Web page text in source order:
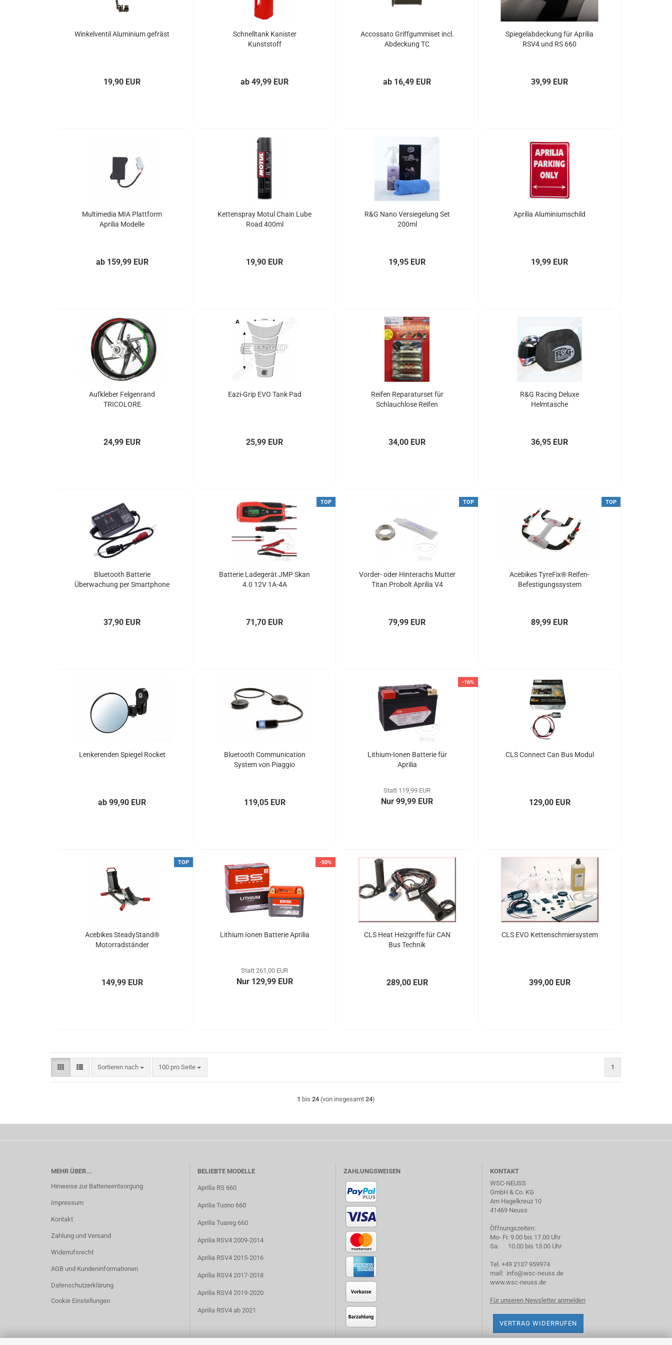
Winkelventil Aluminium gefräst
19,90 EUR
Schnelltank Kanister
Kunststoff
ab 49,99 EUR
Accossato Griffgummiset incl.
Abdeckung TC
ab 16,49 EUR
Spiegelabdeckung für Aprilia
RSV4 und RS 660
39,99 EUR
Multimedia MIA Plattform
Aprilia Modelle
ab 159,99 EUR
Kettenspray Motul Chain Lube
Road 400ml
19,90 EUR
R&G Nano Versiegelung Set
200ml
19,95 EUR
Aprilia Aluminiumschild
19,99 EUR
Aufkleber Felgenrand
TRICOLORE
24,99 EUR
Eazi-Grip EVO Tank Pad
25,99 EUR
Reifen Reparaturset für
Schlauchlose Reifen
34,00 EUR
R&G Racing Deluxe
Helmtasche
36,95 EUR
Bluetooth Batterie
Überwachung per Smartphone
37,90 EUR
TOP
Batterie Ladegerät JMP Skan
4.0 12V 1A-4A
71,70 EUR
TOP
Vorder- oder Hinterachs Mutter
Titan Probolt Aprilia V4
79,99 EUR
TOP
Acebikes TyreFix® Reifen-
Befestigungssystem
89,99 EUR
Lenkerenden Spiegel Rocket
ab 99,90 EUR
Bluetooth Communication
System von Piaggio
119,05 EUR
-16%
Lithium-Ionen Batterie für
Aprilia
Statt 119,99 EUR
Nur 99,99 EUR
CLS Connect Can Bus Modul
129,00 EUR
TOP
Acebikes SteadyStand®
Motorradständer
149,99 EUR
-50%
Lithium Ionen Batterie Aprilia
Statt 261,00 EUR
Nur 129,99 EUR
CLS Heat Heizgriffe für CAN
Bus Technik
289,00 EUR
CLS EVO Kettenschmiersystem
399,00 EUR
Sortieren nach
Sortieren nach 100 pro Seite
pro Seite 1
1 bis 24 (von insgesamt 24)
MEHR ÜBER...
Hinweise zur Batterieentsorgung
Impressum
Kontakt
Zahlung und Versand
Widerrufsrecht
AGB und Kundeninformationen
Datenschutzerklärung
Cookie Einstellungen
BELIEBTE MODELLE
Aprilia RS 660
Aprilia Tuono 660
Aprilia Tuareg 660
Aprilia RSV4 2009-2014
Aprilia RSV4 2015-2016
Aprilia RSV4 2017-2018
Aprilia RSV4 2019-2020
Aprilia RSV4 ab 2021
ZAHLUNGSWEISEN
KONTAKT
WSC-NEUSS
GmbH & Co. KG
Am Hagelkreuz 10
41469 Neuss
Öffnungszeiten:
Mo- Fr. 9.00 bis 17.00 Uhr
Sa. 10.00 bis 13.00 Uhr
Tel. +49 2137 959974
mail: info@wsc-neuss.de
www.wsc-neuss.de
Für unseren Newsletter anmelden
VERTRAG WIDERRUFEN